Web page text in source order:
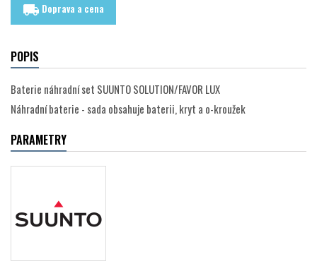
local_shipping Doprava a cena
POPIS
Baterie náhradní set SUUNTO SOLUTION/FAVOR LUX
Náhradní baterie - sada obsahuje baterii, kryt a o-kroužek
PARAMETRY